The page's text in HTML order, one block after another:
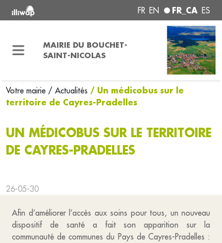
FR EN FR_CA ES
MAIRIE DU BOUCHET-
SAINT-NICOLAS
Votre mairie / Actualités / Un médicobus sur le
territoire de Cayres-Pradelles
UN MÉDICOBUS SUR LE TERRITOIRE
DE CAYRES-PRADELLES
26-05-30
Afin d’améliorer l’accès aux soins pour tous, un nouveau
dispositif de santé a fait son apparition sur la
communauté de communes du Pays de Cayres-Pradelles :